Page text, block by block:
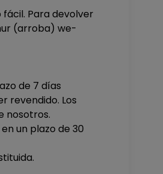
Para devolver
(arroba) we-
de 7 días
revendido. Los
nosotros.
un plazo de 30